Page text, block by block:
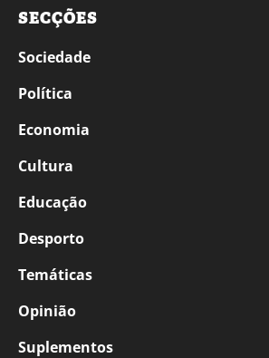
SECÇÕES
Sociedade
Política
Economia
Cultura
Educação
Desporto
Temáticas
Opinião
Suplementos